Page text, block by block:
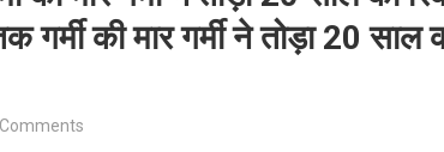
गर्मी की मार गर्मी ने तोड़ा 20 साल